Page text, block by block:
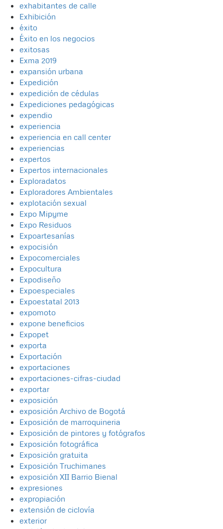
exhabitantes de calle
Exhibición
éxito
Éxito en los negocios
exitosas
Exma 2019
expansión urbana
Expedición
expedición de cédulas
Expediciones pedagógicas
expendio
experiencia
experiencia en call center
experiencias
expertos
Expertos internacionales
Exploradatos
Exploradores Ambientales
explotación sexual
Expo Mipyme
Expo Residuos
Expoartesanías
expocisión
Expocomerciales
Expocultura
Expodiseño
Expoespeciales
Expoestatal 2013
expomoto
expone beneficios
Expopet
exporta
Exportación
exportaciones
exportaciones-cifras-ciudad
exportar
exposición
exposición Archivo de Bogotá
Exposición de marroquineria
Exposición de pintores y fotógrafos
Exposición fotográfica
Exposición gratuita
Exposición Truchimanes
exposición XII Barrio Bienal
expresiones
expropiación
extensión de ciclovía
exterior